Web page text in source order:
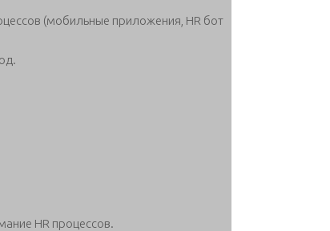
(мобильные приложения, HR бот
HR процессов.